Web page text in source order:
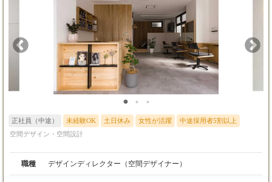
正社員（中途） 未経験OK 土日休み 女性が活躍
中途採用者5割以上
空間デザイン・空間設計
職種 デザインディレクター（空間デザイナー）